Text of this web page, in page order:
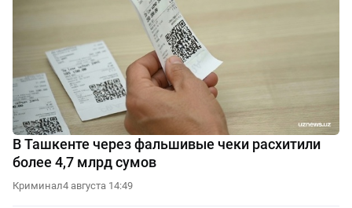
В Ташкенте через фальшивые чеки расхитили
более 4,7 млрд сумов
Криминал4 августа 14:49